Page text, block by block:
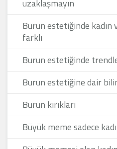
uzaklaşmayın
Burun estetiğinde
farklı
Burun estetiğinde
Burun estetiğine dair
Burun kırıkları
Büyük meme sadece